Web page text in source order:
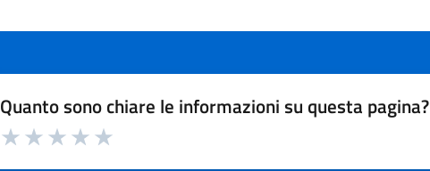
Quanto sono chiare le informazioni su questa pagina?
Valuta da 1 a 5 stelle la pagina